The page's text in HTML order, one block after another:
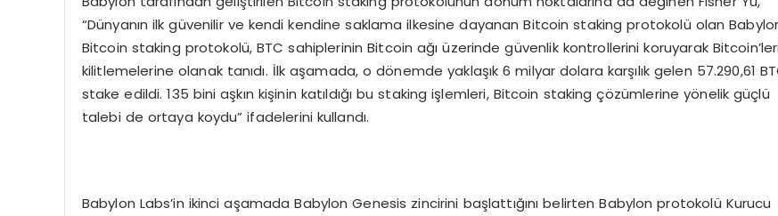
“Dünyanın ilk güvenilir ve kendi kendine saklama ilkesine dayanan Bitcoin staking protokolü olan
Bitcoin staking protokolü, BTC sahiplerinin Bitcoin ağı üzerinde güvenlik kontrollerini koruyarak
kilitlemelerine olanak tanıdı. İlk aşamada, o dönemde yaklaşık 6 milyar dolara karşılık gelen 57.290,61
stake edildi. 135 bini aşkın kişinin katıldığı bu staking işlemleri, Bitcoin staking çözümlerine yönelik güçlü
talebi de ortaya koydu” ifadelerini kullandı.
Babylon Labs’in ikinci aşamada Babylon Genesis zincirini başlattığını belirten Babylon protokolü Kurucu